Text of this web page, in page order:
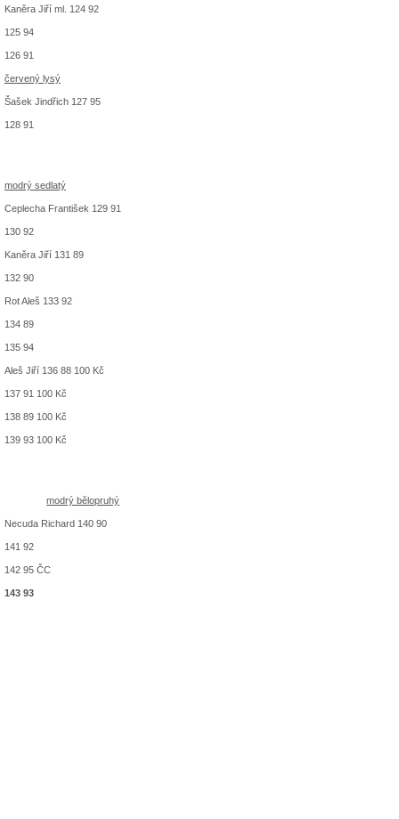
Kaněra Jiří ml. 124 92
125 94
126 91
červený lysý
Šašek Jindřich 127 95
128 91
modrý sedlatý
Ceplecha František 129 91
130 92
Kaněra Jiří 131 89
132 90
Rot Aleš 133 92
134 89
135 94
Aleš Jiří 136 88 100 Kč
137 91 100 Kč
138 89 100 Kč
139 93 100 Kč
modrý bělopruhý
Necuda Richard 140 90
141 92
142 95 ČC
143 93